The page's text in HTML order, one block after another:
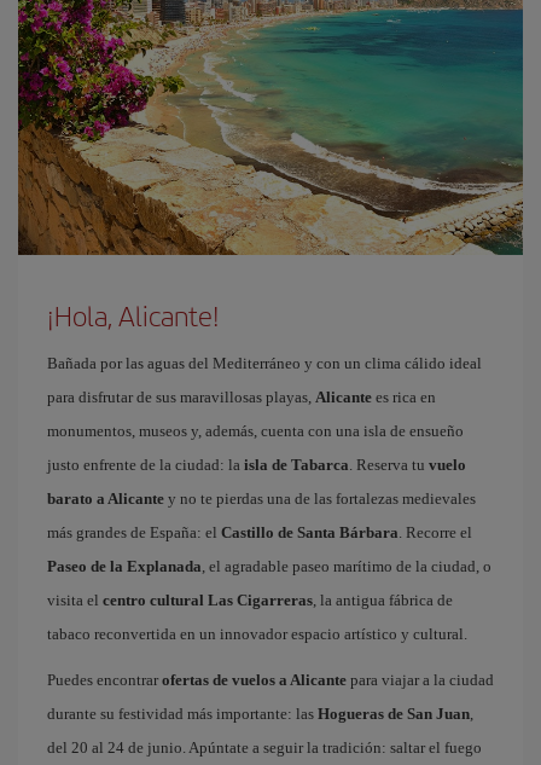
¡Hola, Alicante!
Bañada por las aguas del Mediterráneo y con un clima cálido ideal
para disfrutar de sus maravillosas playas, Alicante es rica en
monumentos, museos y, además, cuenta con una isla de ensueño
justo enfrente de la ciudad: la isla de Tabarca. Reserva tu vuelo
barato a Alicante y no te pierdas una de las fortalezas medievales
más grandes de España: el Castillo de Santa Bárbara. Recorre el
Paseo de la Explanada, el agradable paseo marítimo de la ciudad, o
visita el centro cultural Las Cigarreras, la antigua fábrica de
tabaco reconvertida en un innovador espacio artístico y cultural.
Puedes encontrar ofertas de vuelos a Alicante para viajar a la ciudad
durante su festividad más importante: las Hogueras de San Juan,
del 20 al 24 de junio. Apúntate a seguir la tradición: saltar el fuego